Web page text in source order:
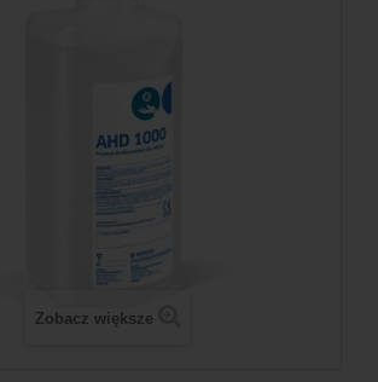
Zobacz większe